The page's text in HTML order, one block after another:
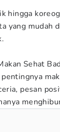
hingga
yang mudah
Sehat
pesan